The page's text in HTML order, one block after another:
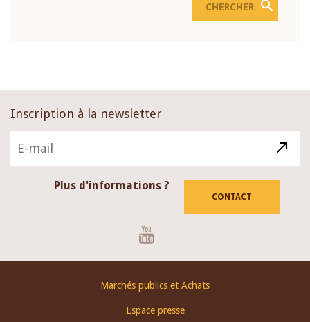
Inscription à la newsletter
Plus d'informations ?
CONTACT
Marchés publics et Achats
Espace presse